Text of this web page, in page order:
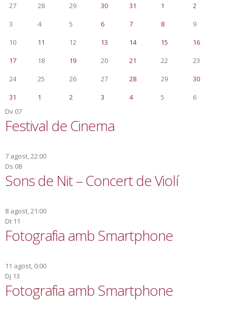
27
28 29 30 31 1
2
3
4 5 6 7 8
9
10
11 12 13 14 15
16
17
18 19 20 21 22
23
24
25 26 27 28 29
30
31
1 2 3 4 5
6
Dv 07
Festival de Cinema
7 agost, 22:00
Ds 08
Sons de Nit – Concert de Violí
8 agost, 21:00
Dt 11
Fotografia amb Smartphone
11 agost, 0:00
Dj 13
Fotografia amb Smartphone